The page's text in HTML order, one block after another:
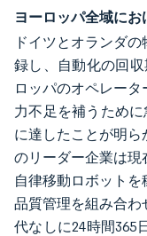
ヨーロッパ全域に
ドイツとオランダ
録し、自動化の回
ロッパのオペレー
力不足を補うため
に達したことが明
のリーダー企業は
自律移動ロボット
品質管理を組み合
代なしに24時間365